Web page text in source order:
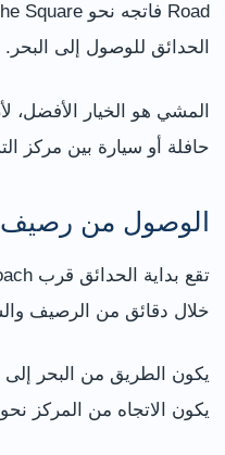
الحدائق للوصول إلى البحر.
المشي هو الخيار الأفضل،
حافلة أو سيارة بين مركز
الوصول من
خلال دقائق من الرصيف
يكون الطريق من البحر إلى
يكون الاتجاه من المركز